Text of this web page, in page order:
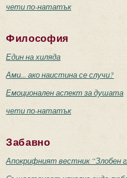
чети по-нататък
Философия
Един на хиляда
Ами... ако наистина се случи?
Емоционален аспект за душата
чети по-нататък
Забавно
Апокрифният вестник “Злобен